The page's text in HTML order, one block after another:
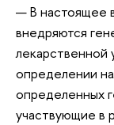
— В настоящее
внедряются
лекарственной
определении
определенных
участвующие в